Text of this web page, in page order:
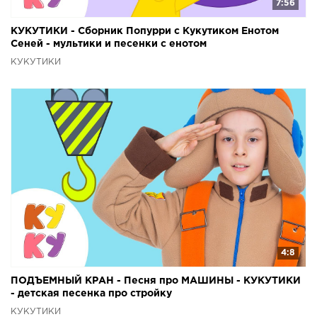
7:56
КУКУТИКИ - Сборник Попурри с Кукутиком Енотом
Сеней - мультики и песенки с енотом
КУКУТИКИ
4:8
ПОДЪЕМНЫЙ КРАН - Песня про МАШИНЫ - КУКУТИКИ
- детская песенка про стройку
КУКУТИКИ